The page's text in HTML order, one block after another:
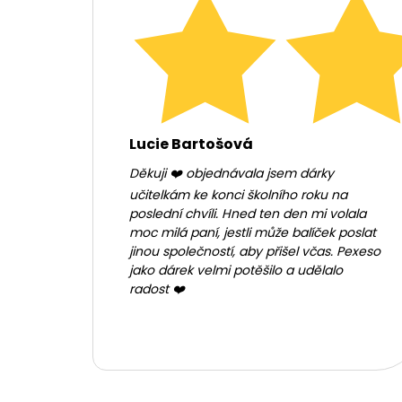
Lucie Bartošová
Děkuji ❤️ objednávala jsem dárky
učitelkám ke konci školního roku na
poslední chvíli. Hned ten den mi volala
moc milá paní, jestli může balíček poslat
jinou společností, aby přišel včas. Pexeso
jako dárek velmi potěšilo a udělalo
radost ❤️